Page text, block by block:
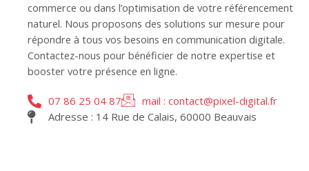
commerce ou dans l’optimisation de votre référencement
naturel. Nous proposons des solutions sur mesure pour
répondre à tous vos besoins en communication digitale.
Contactez-nous pour bénéficier de notre expertise et
booster votre présence en ligne.
07 86 25 04 87
mail : contact@pixel-digital.fr
Adresse : 14 Rue de Calais, 60000 Beauvais